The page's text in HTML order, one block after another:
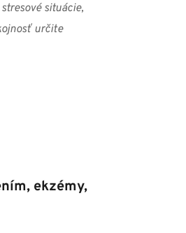
situácie,
určite
ekzémy,